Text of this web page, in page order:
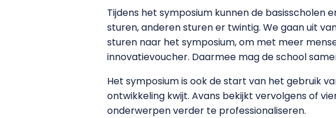
Tijdens het symposium kunnen de basisscholen
sturen, anderen sturen er twintig. We gaan uit
sturen naar het symposium, om met meer
innovatievoucher. Daarmee mag de school
Het symposium is ook de start van het gebruik
ontwikkeling kwijt. Avans bekijkt vervolgens of
onderwerpen verder te professionaliseren.